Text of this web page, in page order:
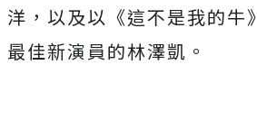
洋，以及以《這不是我的牛》
最佳新演員的林澤凱。